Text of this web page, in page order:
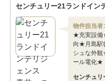
センチュリー21ランドイン
物件担当者
★充実設
向★月島駅
シュな外
ール電化★
センチュ